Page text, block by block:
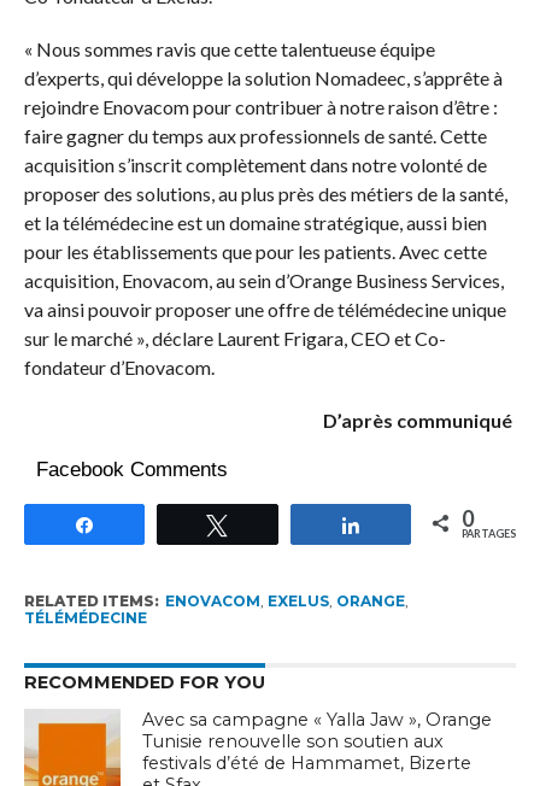
« Nous sommes ravis que cette talentueuse équipe
d’experts, qui développe la solution Nomadeec, s’apprête à
rejoindre Enovacom pour contribuer à notre raison d’être :
faire gagner du temps aux professionnels de santé. Cette
acquisition s’inscrit complètement dans notre volonté de
proposer des solutions, au plus près des métiers de la santé,
et la télémédecine est un domaine stratégique, aussi bien
pour les établissements que pour les patients. Avec cette
acquisition, Enovacom, au sein d’Orange Business Services,
va ainsi pouvoir proposer une offre de télémédecine unique
sur le marché », déclare Laurent Frigara, CEO et Co-
fondateur d’Enovacom.
D’après communiqué
Facebook Comments
Partagez 0
PARTAGES
RELATED ITEMS: ENOVACOM EXELUS, ORANGE,
TÉLÉMÉDECINE
RECOMMENDED FOR YOU
Avec sa campagne « Yalla Jaw », Orange
Tunisie renouvelle son soutien aux
festivals d’été de Hammamet, Bizerte